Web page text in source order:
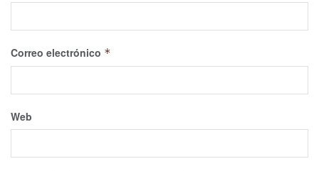
Correo electrónico *
Web